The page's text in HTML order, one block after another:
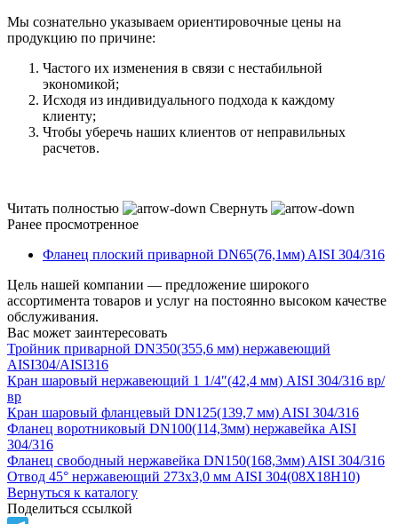
Мы сознательно указываем ориентировочные цены на
продукцию по причине:
Частого их изменения в связи с нестабильной
экономикой;
Исходя из индивидуального подхода к каждому
клиенту;
Чтобы уберечь наших клиентов от неправильных
расчетов.
Читать полностью
Свернуть
Ранее просмотренное
Фланец плоский приварной DN65(76,1мм) AISI 304/316
Цель нашей компании — предложение широкого
ассортимента товаров и услуг на постоянно высоком качестве
обслуживания.
Вас может заинтересовать
Тройник приварной DN350(355,6 мм) нержавеющий
AISI304/AISI316
Кран шаровый нержавеющий 1 1/4″(42,4 мм) AISI 304/316 вр/
вр
Кран шаровый фланцевый DN125(139,7 мм) AISI 304/316
Фланец воротниковый DN100(114,3мм) нержавейка AISI
304/316
Фланец свободный нержавейка DN150(168,3мм) AISI 304/316
Отвод 45° нержавеющий 273х3,0 мм AISI 304(08Х18Н10)
Вернуться к каталогу
Поделиться ссылкой